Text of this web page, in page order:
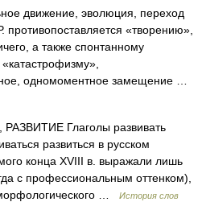
движение, эволюция, переход
противопоставляется «творению»,
а также спонтанному
одномоментное замещение …
Глаголы развивать
развиться в русском
конца XVIII в. выражали лишь
с профессиональным оттенком),
…
История слов